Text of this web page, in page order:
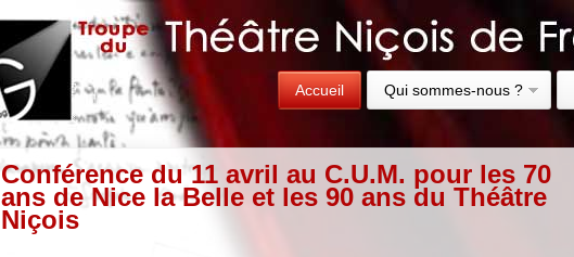
Accueil Qui sommes-nous ?
Conférence du 11 avril au C.U.M. pour les 70
ans de Nice la Belle et les 90 ans du Théâtre
Niçois